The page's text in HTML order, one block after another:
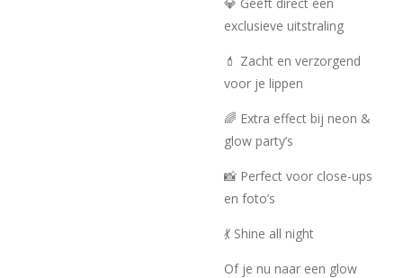
exclusieve uitstraling
💄 Zacht en verzorgend
voor je lippen
🌈 Extra effect bij neon &
glow party’s
📸 Perfect voor close-ups
en foto’s
💃 Shine all night
Of je nu naar een glow